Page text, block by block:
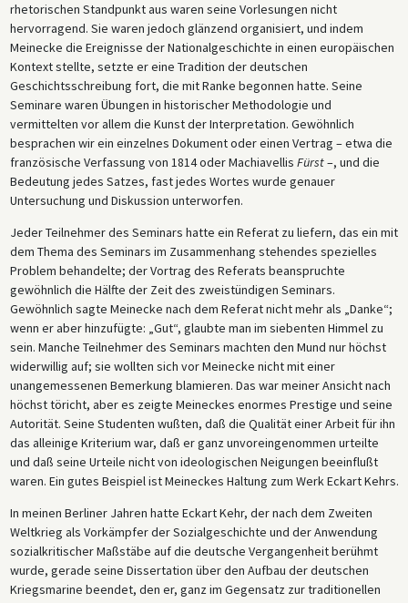
rhetorischen Standpunkt aus waren seine Vorlesungen nicht
hervorragend. Sie waren jedoch glänzend organisiert, und indem
Meinecke die Ereignisse der Nationalgeschichte in einen europäischen
Kontext stellte, setzte er eine Tradition der deutschen
Geschichtsschreibung fort, die mit Ranke begonnen hatte. Seine
Seminare waren Übungen in historischer Methodologie und
vermittelten vor allem die Kunst der Interpretation. Gewöhnlich
besprachen wir ein einzelnes Dokument oder einen Vertrag – etwa die
französische Verfassung von 1814 oder Machiavellis Fürst–, und die
Bedeutung jedes Satzes, fast jedes Wortes wurde genauer
Untersuchung und Diskussion unterworfen.
Jeder Teilnehmer des Seminars hatte ein Referat zu liefern, das ein mit
dem Thema des Seminars im Zusammenhang stehendes spezielles
Problem behandelte; der Vortrag des Referats beanspruchte
gewöhnlich die Hälfte der Zeit des zweistündigen Seminars.
Gewöhnlich sagte Meinecke nach dem Referat nicht mehr als „Danke“;
wenn er aber hinzufügte: „Gut“, glaubte man im siebenten Himmel zu
sein. Manche Teilnehmer des Seminars machten den Mund nur höchst
widerwillig auf; sie wollten sich vor Meinecke nicht mit einer
unangemessenen Bemerkung blamieren. Das war meiner Ansicht nach
höchst töricht, aber es zeigte Meineckes enormes Prestige und seine
Autorität. Seine Studenten wußten, daß die Qualität einer Arbeit für ihn
das alleinige Kriterium war, daß er ganz unvoreingenommen urteilte
und daß seine Urteile nicht von ideologischen Neigungen beeinflußt
waren. Ein gutes Beispiel ist Meineckes Haltung zum Werk Eckart Kehrs.
In meinen Berliner Jahren hatte Eckart Kehr, der nach dem Zweiten
Weltkrieg als Vorkämpfer der Sozialgeschichte und der Anwendung
sozialkritischer Maßstäbe auf die deutsche Vergangenheit berühmt
wurde, gerade seine Dissertation über den Aufbau der deutschen
Kriegsmarine beendet, den er, ganz im Gegensatz zur traditionellen